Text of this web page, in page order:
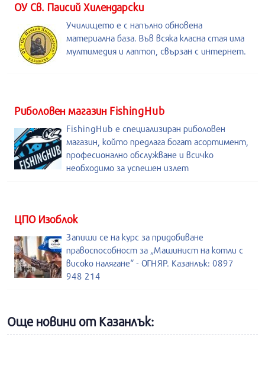
ОУ Св. Паисий Хилендарски
Училището е с напълно обновена
материална база. Във всяка класна стая има
мултимедия и лаптоп, свързан с интернет.
Риболовен магазин FishingHub
FishingHub е специализиран риболовен
магазин, който предлага богат асортимент,
професионално обслужване и всичко
необходимо за успешен излет
ЦПО Изоблок
Запиши се на курс за придобиване
правоспособност за „Машинист на котли с
високо налягане“ - ОГНЯР. Казанлък: 0897
948 214
Още новини от Казанлък: